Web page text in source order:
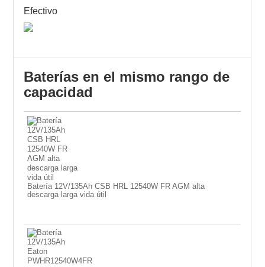
Efectivo
Baterías en el mismo rango de
capacidad
Batería 12V/135Ah CSB HRL 12540W FR AGM alta
descarga larga vida útil